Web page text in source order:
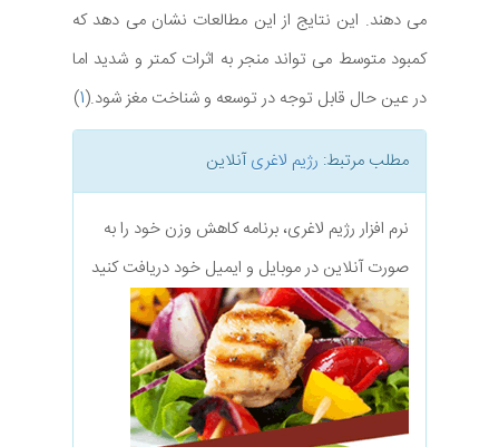
می دهند. این نتایج از این مطالعات نشان می دهد که
کمبود متوسط می تواند منجر به اثرات کمتر و شدید اما
در عین حال قابل توجه در توسعه و شناخت مغز شود.(1
)
مطلب مرتبط: رژیم لاغریآنلاین
نرم افزار رژیم لاغری، برنامه کاهش وزن خود را به
صورت آنلاین در موبایل و ایمیل خود دریافت کنید